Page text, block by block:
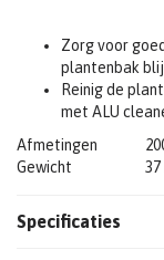
Zorg voor
plantenbak
Reinig de
met ALU
Afmetingen
Gewicht
Specificaties